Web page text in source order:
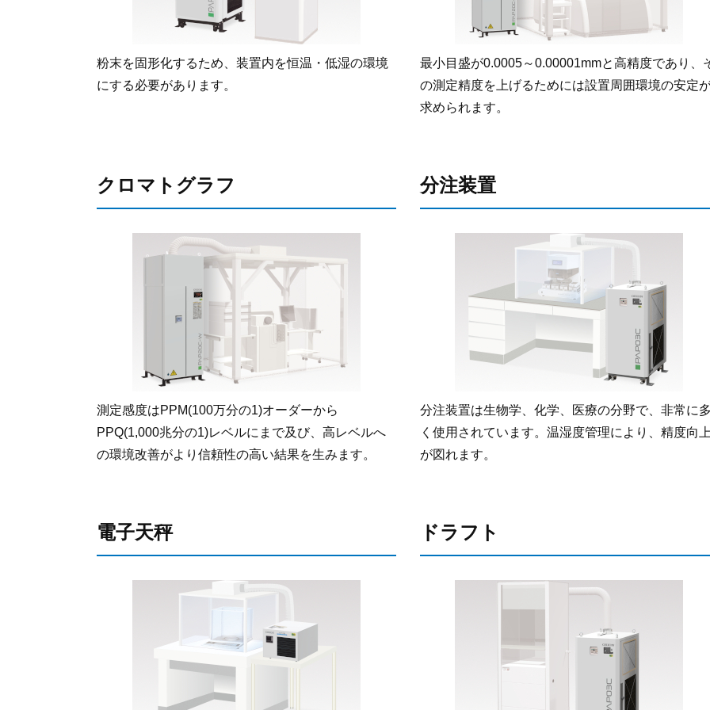
粉末を固形化するため、装置内を恒温・低湿の環境
にする必要があります。
最小目盛が0.0005～0.00001mmと高精度であり、
の測定精度を上げるためには設置周囲環境の安定
求められます。
クロマトグラフ
測定感度はPPM(100万分の1)オーダーから
PPQ(1,000兆分の1)レベルにまで及び、高レベルへ
の環境改善がより信頼性の高い結果を生みます。
分注装置
分注装置は生物学、化学、医療の分野で、非常に
く使用されています。温湿度管理により、精度向
が図れます。
電子天秤 ドラフト